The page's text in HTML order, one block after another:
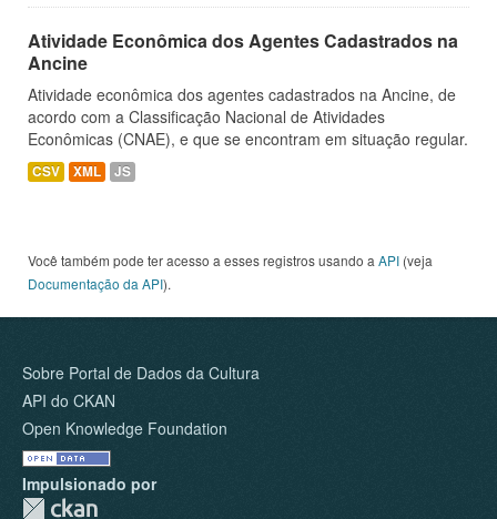
Atividade Econômica dos Agentes Cadastrados na
Ancine
Atividade econômica dos agentes cadastrados na Ancine, de
acordo com a Classificação Nacional de Atividades
Econômicas (CNAE), e que se encontram em situação regular.
CSV XML JS
Você também pode ter acesso a esses registros usando a API (veja
Documentação da API).
Sobre Portal de Dados da Cultura
API do CKAN
Open Knowledge Foundation
Impulsionado por